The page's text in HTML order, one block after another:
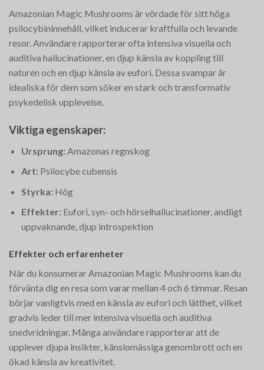
Amazonian Magic Mushrooms är vördade för sitt höga
psilocybininnehåll, vilket inducerar kraftfulla och levande
resor. Användare rapporterar ofta intensiva visuella och
auditiva hallucinationer, en djup känsla av koppling till
naturen och en djup känsla av eufori. Dessa svampar är
idealiska för dem som söker en stark och transformativ
psykedelisk upplevelse.
Viktiga egenskaper:
Ursprung: Amazonas regnskog
Art: Psilocybe cubensis
Styrka: Hög
Effekter: Eufori, syn- och hörselhallucinationer, andligt
uppvaknande, djup introspektion
Effekter och erfarenheter
När du konsumerar Amazonian Magic Mushrooms kan du
förvänta dig en resa som varar mellan 4 och 6 timmar. Resan
börjar vanligtvis med en känsla av eufori och lätthet, vilket
gradvis leder till mer intensiva visuella och auditiva
snedvridningar. Många användare rapporterar att de
upplever djupa insikter, känslomässiga genombrott och en
ökad känsla av kreativitet.